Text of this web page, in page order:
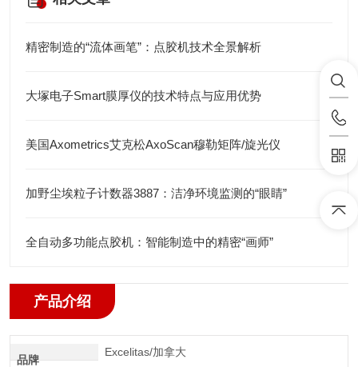
精密制造的“流体画笔”：点胶机技术全景解析
大塚电子Smart膜厚仪的技术特点与应用优势
美国Axometrics艾克松AxoScan穆勒矩阵/旋光仪
加野尘埃粒子计数器3887：洁净环境监测的“眼睛”
全自动多功能点胶机：智能制造中的精密“画师”
产品介绍
品牌
Excelitas/加拿大